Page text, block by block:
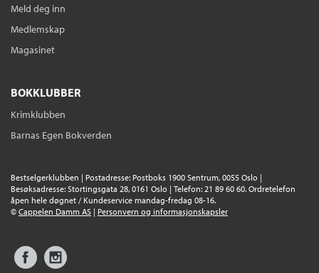
Meld deg inn
Medlemskap
Magasinet
BOKKLUBBER
Krimklubben
Barnas Egen Bokverden
Bestselgerklubben | Postadresse: Postboks 1900 Sentrum, 0055 Oslo |
Besøksadresse: Stortingsgata 28, 0161 Oslo | Telefon: 21 89 60 60. Ordretelefon
åpen hele døgnet / Kundeservice mandag-fredag 08-16.
© Cappelen Damm AS | Personvern og informasjonskapsler
Facebook